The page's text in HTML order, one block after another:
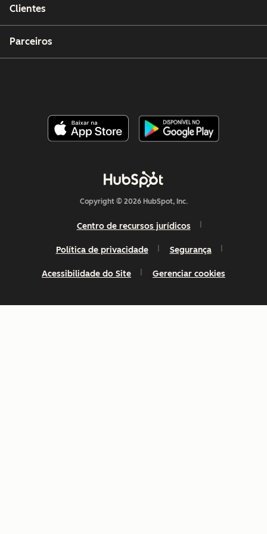
Clientes
Parceiros
Copyright © 2026 HubSpot, Inc.
Centro de recursos jurídicos
Política de privacidade Segurança
Acessibilidade do Site Gerenciar cookies